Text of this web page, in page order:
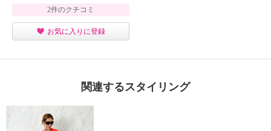
2件のクチコミ
お気に入りに登録
関連するスタイリング